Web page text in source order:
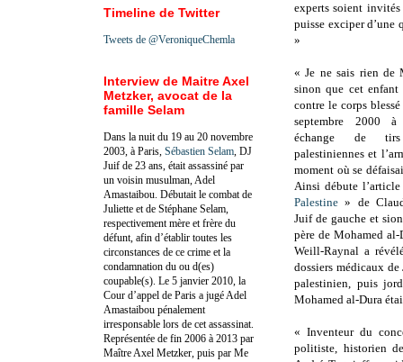
experts soient invités
puisse exciper d’une
»
« Je ne sais rien de
sinon que cet
contre le corps
septembre 2000
échange de
palestiniennes et
moment où se
Ainsi débute
Palestine » de
Juif de gauche et
père de Mohamed
Weill-Raynal a
dossiers médicaux
palestinien, puis
Mohamed al-Dura
« Inventeur du
politiste, historien
Timeline de Twitter
Tweets de @VeroniqueChemla
Interview de Maitre Axel
Metzker, avocat de la
famille Selam
Dans la nuit du 19 au 20 novembre
2003, à Paris, Sébastien Selam , DJ
Juif de 23 ans, était assassiné par
un voisin musulman, Adel
Amastaibou. Débutait le combat de
Juliette et de Stéphane Selam,
respectivement mère et frère du
défunt, afin d’établir toutes les
circonstances de ce crime et la
condamnation du ou d(es)
coupable(s). Le 5 janvier 2010, la
Cour d’appel de Paris a jugé Adel
Amastaibou pénalement
irresponsable lors de cet assassinat.
Représentée de fin 2006 à 2013 par
Maître Axel Metzker, puis par Me